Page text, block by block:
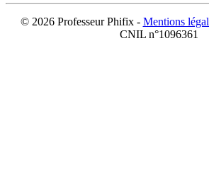
© 2026 Professeur Phifix - Mentions
CNIL n°1096361